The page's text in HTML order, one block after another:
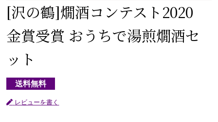
[沢の鶴]燗酒コンテスト2020
金賞受賞 おうちで湯煎燗酒セ
ット
送料無料
レビューを書く